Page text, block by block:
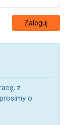
Zaloguj
z
o